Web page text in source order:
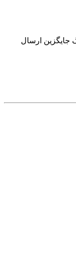
جایگزین ارسال